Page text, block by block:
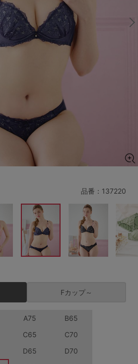
ギフトラッピング
C80
D80
E80 E85
のサイズを表示する
1,000～1,999円
3,000～3,999円
品番： 137220
Fカップ～
A75
B65
C65
C70
D65
D70